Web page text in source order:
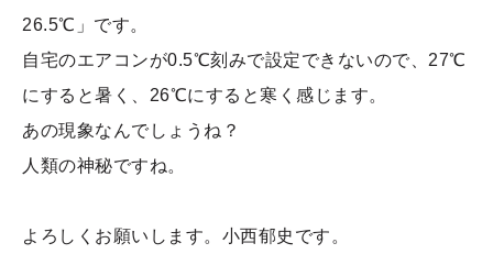
26.5℃」です。
自宅のエアコンが0.5℃刻みで設定できないので、27℃
にすると暑く、26℃にすると寒く感じます。
あの現象なんでしょうね？
人類の神秘ですね。
よろしくお願いします。小西郁史です。